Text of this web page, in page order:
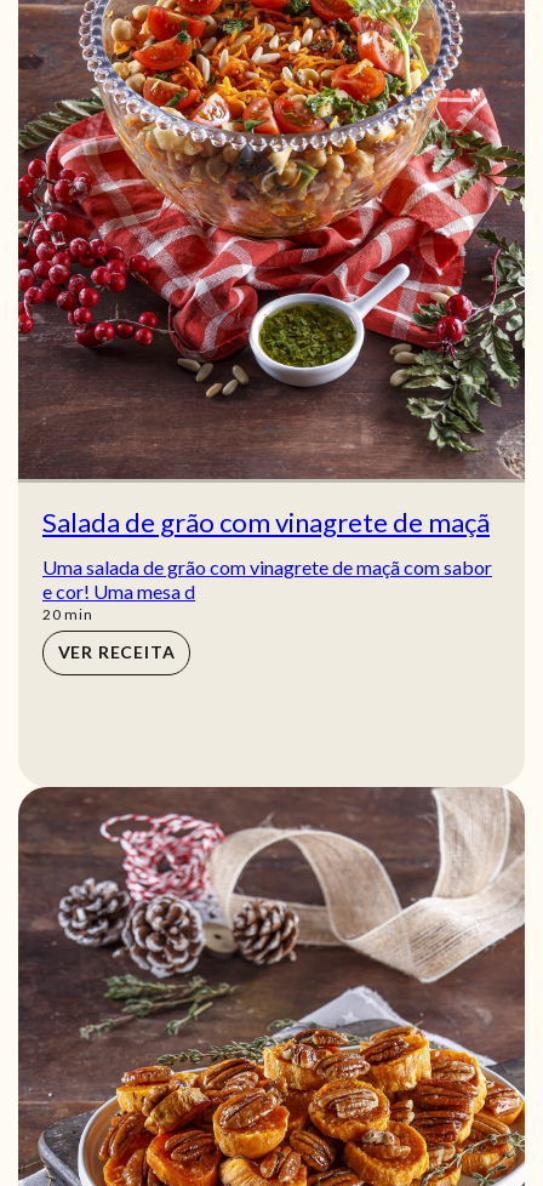
Salada de grão com vinagrete de maçã
Uma salada de grão com vinagrete de maçã com sabor
e cor! Uma mesa d
20min
min
VER RECEITA